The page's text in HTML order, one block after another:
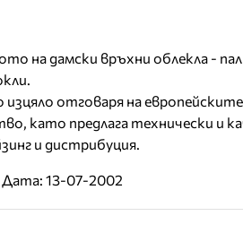
на дамски връхни облекла -
изцяло отговаря на европейските
като предлага технически и
и дистрибуция.
13-07-2002